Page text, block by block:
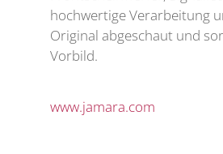
hochwertige Verarbeitung
Original abgeschaut und
Vorbild.
www.jamara.com